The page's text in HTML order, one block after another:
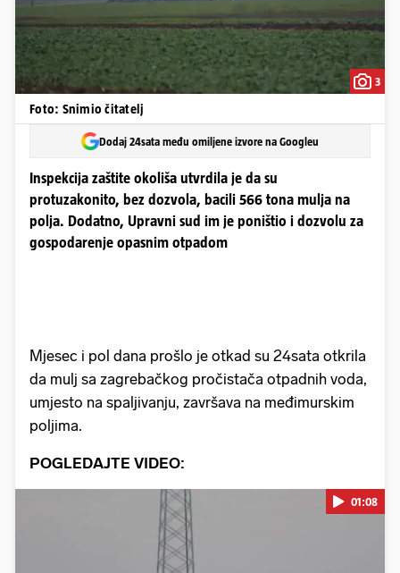
3
Foto: Snimio čitatelj
Dodaj 24sata među omiljene izvore na Googleu
Inspekcija zaštite okoliša utvrdila je da su
protuzakonito, bez dozvola, bacili 566 tona mulja na
polja. Dodatno, Upravni sud im je poništio i dozvolu za
gospodarenje opasnim otpadom
Mjesec i pol dana prošlo je otkad su 24sata otkrila
da mulj sa zagrebačkog pročistača otpadnih voda,
umjesto na spaljivanju, završava na međimurskim
poljima.
POGLEDAJTE VIDEO:
01:08